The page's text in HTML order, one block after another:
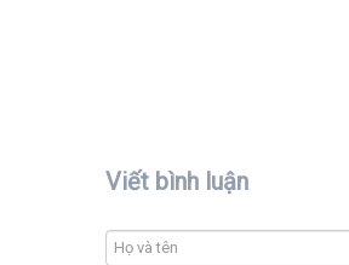
Viết bình luận